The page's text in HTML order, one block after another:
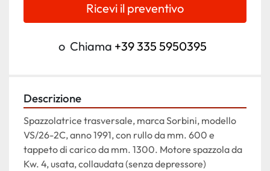
Ricevi il preventivo
o Chiama +39 335 5950395
Descrizione
Spazzolatrice trasversale, marca Sorbini, modello
VS/26-2C, anno 1991, con rullo da mm. 600 e
tappeto di carico da mm. 1300. Motore spazzola da
Kw. 4, usata, collaudata (senza depressore)